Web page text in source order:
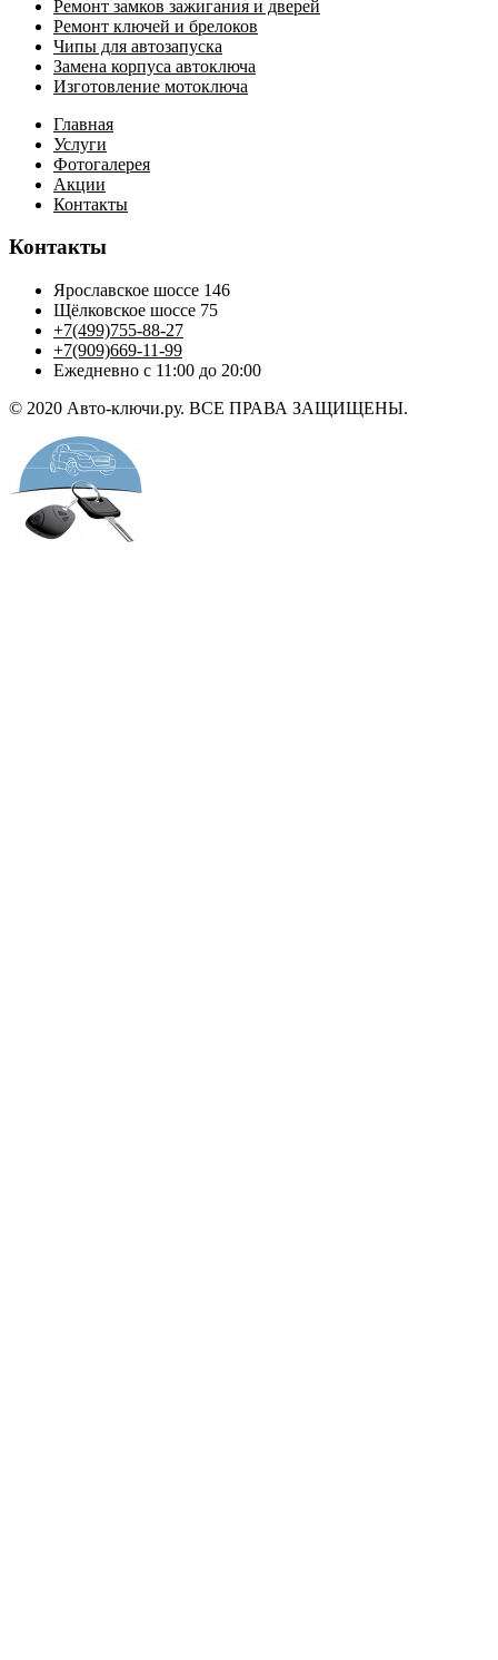
Ремонт замков зажигания и дверей
Ремонт ключей и брелоков
Чипы для автозапуска
Замена корпуса автоключа
Изготовление мотоключа
Главная
Услуги
Фотогалерея
Акции
Контакты
Контакты
Ярославское шоссе 146
Щёлковское шоссе 75
+7(499)755-88-27
+7(909)669-11-99
Ежедневно с 11:00 до 20:00
© 2020 Авто-ключи.ру. ВСЕ ПРАВА ЗАЩИЩЕНЫ.